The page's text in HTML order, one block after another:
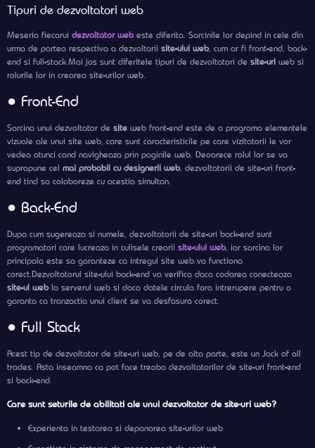
Tipuri de dezvoltatori web
Meseria fiecarui dezvoltator webeste diferita. Sarcinile lor depind in cele din
urma de partea respectiva a dezvoltarii site-ului web, cum ar fi front-end, back-
end si full-stack.Mai jos sunt diferitele tipuri de dezvoltatori de site-uri web si
rolurile lor in crearea site-urilor web.
● Front-End
Sarcina unui dezvoltator de site web front-end este de a programa elementele
vizuale ale unui site web, care sunt caracteristicile pe care vizitatorii le vor
vedea atunci cand navigheaza prin paginile web. Deoarece rolul lor se va
suprapune cel mai probabil cu designerii web, dezvoltatorii de site-uri front-
end tind sa colaboreze cu acestia simultan.
● Back-End
Dupa cum sugereaza si numele, dezvoltatorii de site-uri back-end sunt
programatori care lucreaza in culisele crearii site-ului web, iar sarcina lor
principala este sa garanteze ca intregul site web va functiona
corect.Dezvoltatorul site-ului back-end va verifica daca codarea conecteaza
site-ul webla serverul web si daca datele circula fara intrerupere pentru a
garanta ca tranzactia unui client se va desfasura corect.
● Full Stack
Acest tip de dezvoltator de site-uri web, pe de alta parte, este un Jack of all
trades. Asta inseamna ca pot face treaba dezvoltatorilor de site-uri front-end
si back-end.
Care sunt seturile de abilitati ale unui dezvoltator de site-uri web?
Experienta in testarea si depanarea site-urilor web